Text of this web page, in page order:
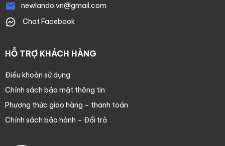
newlando.vn@gmail.com
Chat Facebook
HỖ TRỢ KHÁCH HÀNG
Điều khoản sử dụng
Chính sách bảo mật thông tin
Phương thức giao hàng – thanh toán
Chính sách bảo hành – Đổi trả